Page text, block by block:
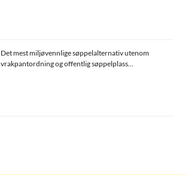
Det mest miljøvennlige søppelalternativ utenom
vrakpantordning og offentlig søppelplass…